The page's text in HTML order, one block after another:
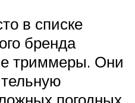
в списке
бренда
триммеры. Они